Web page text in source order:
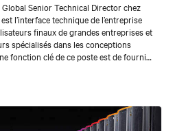
Global Senior Technical Director chez
l’interface technique de l’entreprise
finaux de grandes entreprises et
spécialisés dans les conceptions
fonction clé de ce poste est de fournir
au sein du groupe des fabricants
d’origine (OEM), Fred a travaillé avec